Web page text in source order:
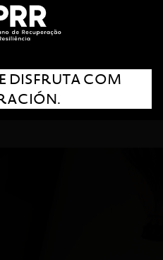
espíritu aventurero,
enraizadas a la
vio nacer.
DISFRUTA COM